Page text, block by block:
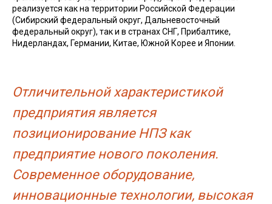
реализуется как на территории Российской Федерации
(Сибирский федеральный округ, Дальневосточный
федеральный округ), так и в странах СНГ, Прибалтике,
Нидерландах, Германии, Китае, Южной Корее и Японии.
Отличительной характеристикой
предприятия является
позиционирование НПЗ как
предприятие нового поколения.
Современное оборудование,
инновационные технологии, высокая